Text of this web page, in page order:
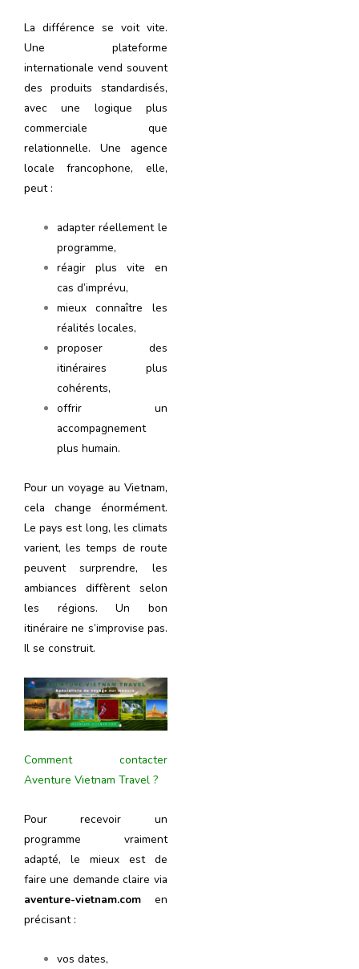
La différence se voit vite.
Une plateforme
internationale vend souvent
des produits standardisés,
avec une logique plus
commerciale que
relationnelle. Une agence
locale francophone, elle,
peut :
adapter réellement le
programme,
réagir plus vite en
cas d’imprévu,
mieux connaître les
réalités locales,
proposer des
itinéraires plus
cohérents,
offrir un
accompagnement
plus humain.
Pour un voyage au Vietnam,
cela change énormément.
Le pays est long, les climats
varient, les temps de route
peuvent surprendre, les
ambiances diffèrent selon
les régions. Un bon
itinéraire ne s’improvise pas.
Il se construit.
Comment contacter
Aventure Vietnam Travel ?
Pour recevoir un
programme vraiment
adapté, le mieux est de
faire une demande claire via
aventure-vietnam.com en
précisant :
vos dates,